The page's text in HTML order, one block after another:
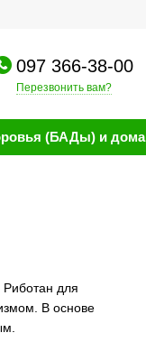
097 366-38-00
Перезвонить вам?
(БАДы) и дома
для
В основе